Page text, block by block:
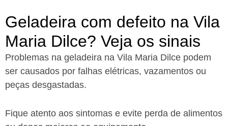
Geladeira com defeito na Vila
Maria Dilce? Veja os sinais
Problemas na geladeira na Vila Maria Dilce podem
ser causados por falhas elétricas, vazamentos ou
peças desgastadas.
Fique atento aos sintomas e evite perda de alimentos